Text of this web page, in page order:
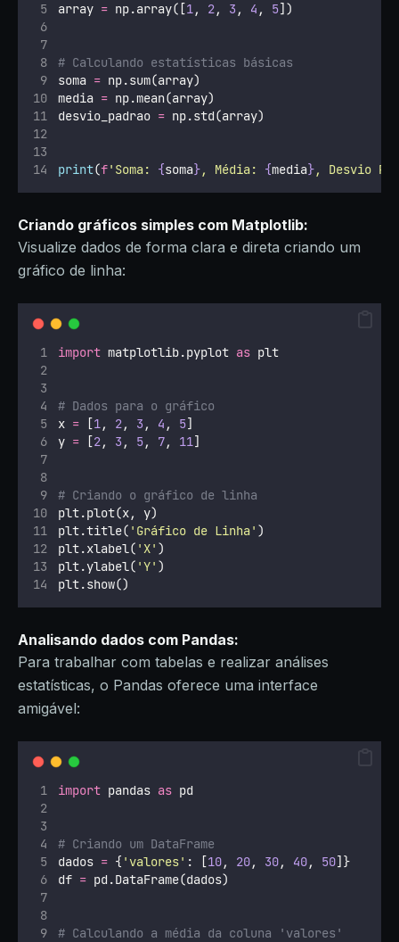
array = np.array([1, 2, 3 , 4 , 5])
# Calculando estatísticas básicas
soma = np.sum(array)
media = np.mean(array)
desvio_padrao = np.std(array)
print(f'Soma: {soma}, Média: {media}, Desvio
Criando gráficos simples com Matplotlib:
Visualize dados de forma clara e direta criando um
gráfico de linha:
import matplotlib.pyplot as plt
# Dados para o gráfico
x = [1, 2, 3 , 4 , 5]
y = [2, 3 , 5, 7, 11]
# Criando o gráfico de linha
plt.plot(x, y)
plt.title( ' Gráfico de Linha' )
plt.xlabel( 'X' )
plt.ylabel( 'Y' )
plt.show()
Analisando dados com Pandas:
Para trabalhar com tabelas e realizar análises
estatísticas, o Pandas oferece uma interface
amigável:
import pandas as pd
# Criando um DataFrame
dados = { 'valores' : [10, 20, 30, 40, 50]}
df = pd.DataFrame(dados)
# Calculando a média da coluna 'valores'